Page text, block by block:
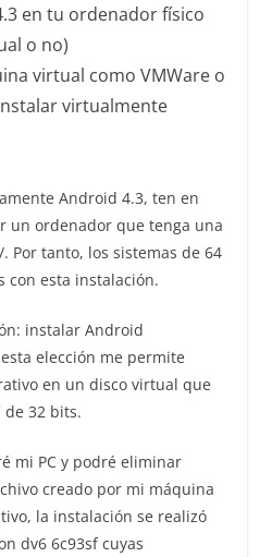
en tu ordenador físico
o no)
virtual como VMWare o
virtualmente
Android 4.3, ten en
un ordenador que tenga una
Por tanto, los sistemas de 64
con esta instalación.
instalar Android
elección me permite
en un disco virtual que
de 32 bits.
mi PC y podré eliminar
creado por mi máquina
la instalación se realizó
dv6 6c93sf cuyas